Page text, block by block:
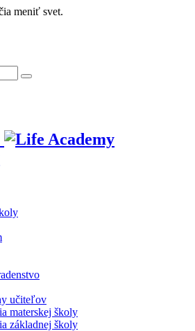
meniť svet.
učiteľov
materskej školy
základnej školy